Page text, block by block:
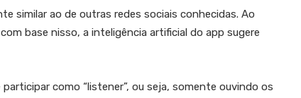
similar ao de outras redes sociais conhecidas. Ao
base nisso, a inteligência artificial do app sugere
como “listener”, ou seja, somente ouvindo os